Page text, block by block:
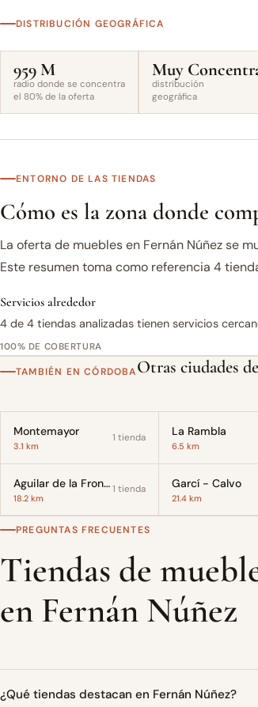
DISTRIBUCIÓN GEOGRÁFICA
959 M
radio donde se concentra
el 80% de la oferta
Muy
distribución
geográfica
ENTORNO DE LAS TIENDAS
Cómo es la zona donde
La oferta de muebles en Fernán Núñez se
Este resumen toma como referencia 4
Servicios alrededor
4 de 4 tiendas analizadas tienen servicios
100% DE COBERTURA
TAMBIÉN EN CÓRDOBAOtras ciudades
Montemayor
3.1 km
1 tienda La Rambla
6.5 km
Aguilar de la Frontera
18.2 km
1 tienda Garcí - Calvo
21.4 km
PREGUNTAS FRECUENTES
Tiendas de
en Fernán Núñez
¿Qué tiendas destacan en Fernán Núñez?